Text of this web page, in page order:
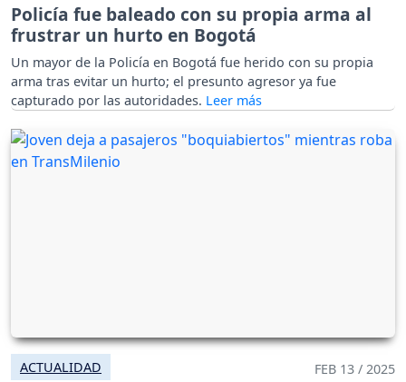
Policía fue baleado con su propia arma al
frustrar un hurto en Bogotá
Un mayor de la Policía en Bogotá fue herido con su propia
arma tras evitar un hurto; el presunto agresor ya fue
capturado por las autoridades.
ACTUALIDAD FEB 13 / 2025